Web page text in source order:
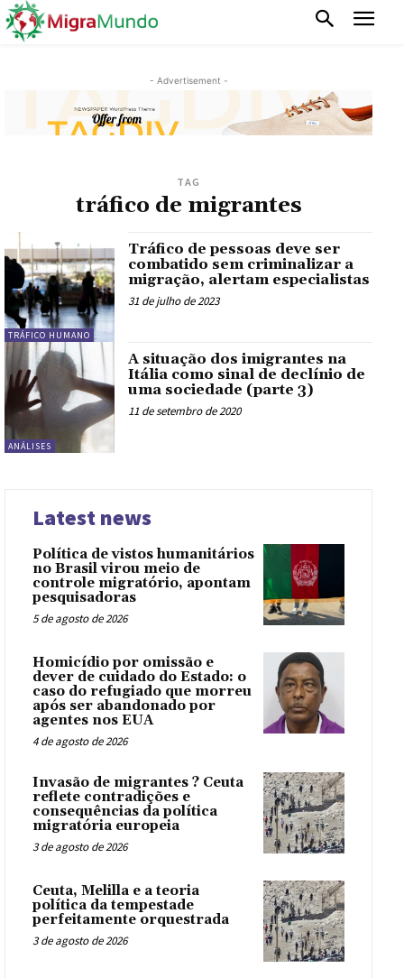
- Advertisement -
TAG
tráfico de migrantes
TRÁFICO HUMANO
Tráfico de pessoas deve ser
combatido sem criminalizar a
migração, alertam especialistas
31 de julho de 2023
ANÁLISES
A situação dos imigrantes na
Itália como sinal de declínio de
uma sociedade (parte 3)
11 de setembro de 2020
Latest news
Política de vistos humanitários
no Brasil virou meio de
controle migratório, apontam
pesquisadoras
5 de agosto de 2026
Homicídio por omissão e
dever de cuidado do Estado: o
caso do refugiado que morreu
após ser abandonado por
agentes nos EUA
4 de agosto de 2026
Invasão de migrantes ? Ceuta
reflete contradições e
consequências da política
migratória europeia
3 de agosto de 2026
Ceuta, Melilla e a teoria
política da tempestade
perfeitamente orquestrada
3 de agosto de 2026